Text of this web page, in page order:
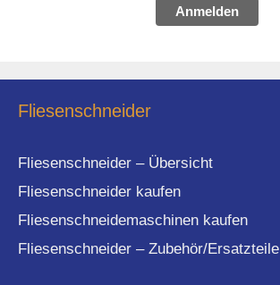
Anmelden
Fliesenschneider
Fliesenschneider – Übersicht
Fliesenschneider kaufen
Fliesenschneidemaschinen kaufen
Fliesenschneider – Zubehör/Ersatzteile